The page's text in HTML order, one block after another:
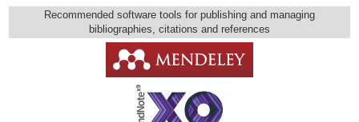
Recommended software tools for publishing and managing
bibliographies, citations and references